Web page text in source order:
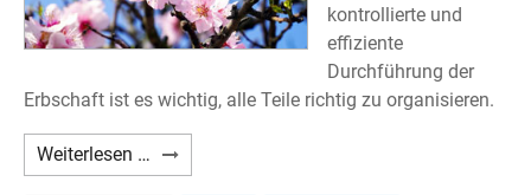
kontrollierte und
effiziente
Durchführung der
Erbschaft ist es wichtig, alle Teile richtig zu organisieren.
Weiterlesen … Abwicklungen
für